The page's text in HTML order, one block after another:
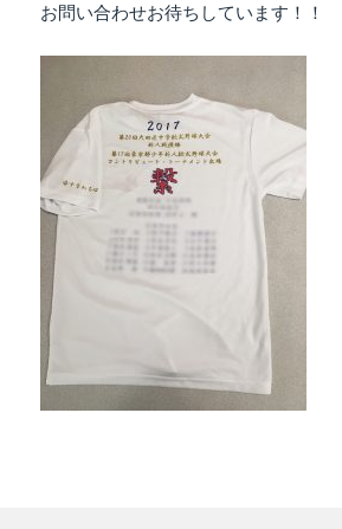
お問い合わせお待ちしています！！